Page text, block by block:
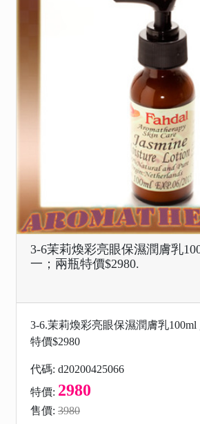
3-6茉莉煥彩亮眼保濕潤膚乳
一；兩瓶特價$2980.
3-6.茉莉煥彩亮眼保濕潤膚乳
特價$2980
代碼: d20200425066
特價: 2980
售價: 3980